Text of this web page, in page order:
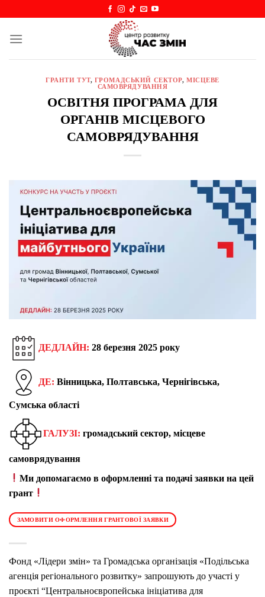
content
ГРАНТИ ТУТ, ГРОМАДСЬКИЙ СЕКТОР,МІСЦЕВЕ
САМОВРЯДУВАННЯ
ОСВІТНЯ ПРОГРАМА ДЛЯ
ОРГАНІВ МІСЦЕВОГО
САМОВРЯДУВАННЯ
ДЕДЛАЙН: 28 березня 2025 року
ДЕ: Вінницька, Полтавська, Чернігівська,
Сумська області
ГАЛУЗІ: громадський сектор, місцеве
самоврядування
Ми допомагаємо в оформленні та подачі заявки на цей
грант
ЗАМОВИТИ ОФОРМЛЕННЯ ГРАНТОВОЇ ЗАЯВКИ
Фонд «Лідери змін» та Громадська організація «Подільська
агенція регіонального розвитку» запрошують до участі у
проєкті “Центральноєвропейська ініціатива для